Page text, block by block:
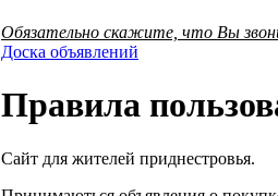
Обязательно скажите, что Вы
Доска объявлений
Правила
Сайт для жителей приднестровья.